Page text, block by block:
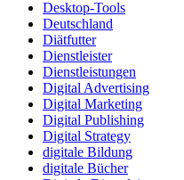
Desktop-Tools
Deutschland
Diätfutter
Dienstleister
Dienstleistungen
Digital Advertising
Digital Marketing
Digital Publishing
Digital Strategy
digitale Bildung
digitale Bücher